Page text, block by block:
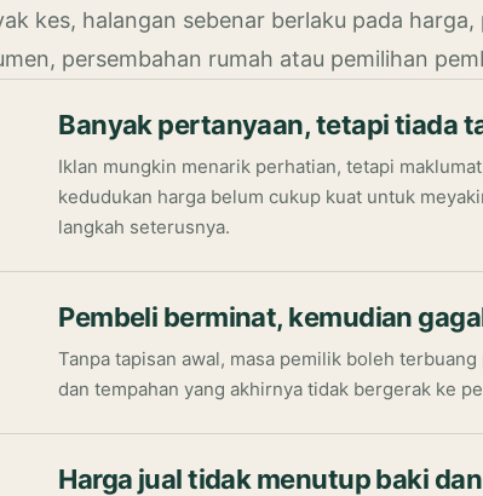
kes, halangan sebenar berlaku pada harga,
persembahan rumah atau pemilihan
Banyak pertanyaan, tetapi tiada
Iklan mungkin menarik perhatian, tetapi
kedudukan harga belum cukup kuat untuk
langkah seterusnya.
Pembeli berminat, kemudian
Tanpa tapisan awal, masa pemilik boleh
dan tempahan yang akhirnya tidak bergerak ke
Harga jual tidak menutup baki